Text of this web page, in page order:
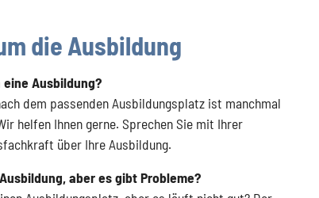
die Ausbildung
eine Ausbildung?
dem passenden Ausbildungsplatz ist manchmal
helfen Ihnen gerne. Sprechen Sie mit Ihrer
über Ihre Ausbildung.
aber es gibt Probleme?